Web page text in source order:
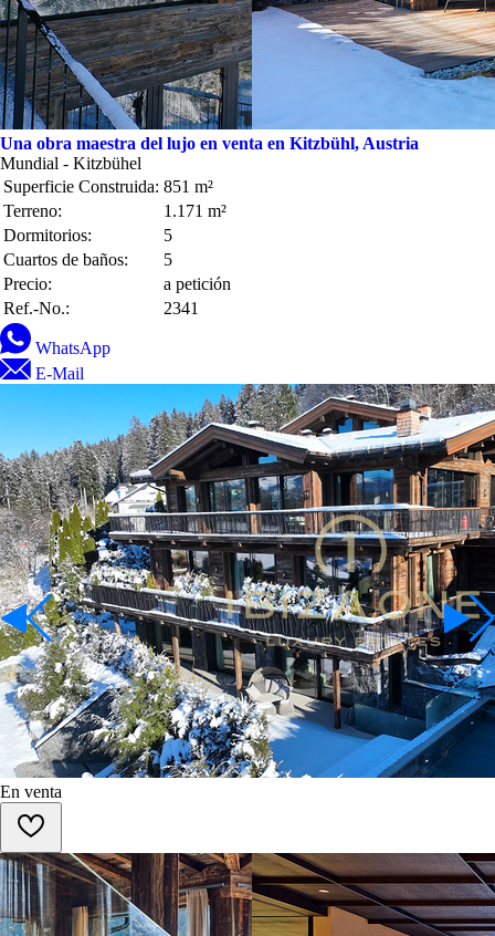
Una obra maestra del lujo en venta en Kitzbühl, Austria
Mundial - Kitzbühel
Superficie Construida: 851 m²
Terreno:
1.171 m²
Dormitorios:
5
Cuartos de baños:
5
Precio:
a petición
Ref.-No.:
2341
WhatsApp
E-Mail
En venta